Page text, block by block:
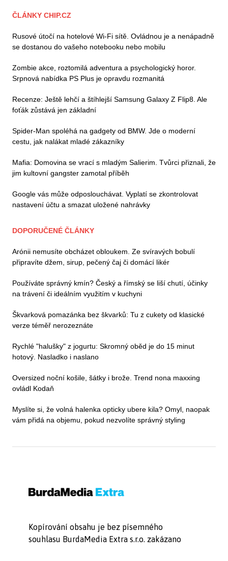
ČLÁNKY CHIP.CZ
Rusové útočí na hotelové Wi-Fi sítě. Ovládnou je a nenápadně
se dostanou do vašeho notebooku nebo mobilu
Zombie akce, roztomilá adventura a psychologický horor.
Srpnová nabídka PS Plus je opravdu rozmanitá
Recenze: Ještě lehčí a štíhlejší Samsung Galaxy Z Flip8. Ale
foťák zůstává jen základní
Spider-Man spoléhá na gadgety od BMW. Jde o moderní
cestu, jak nalákat mladé zákazníky
Mafia: Domovina se vrací s mladým Salierim. Tvůrci přiznali, že
jim kultovní gangster zamotal příběh
Google vás může odposlouchávat. Vyplatí se zkontrolovat
nastavení účtu a smazat uložené nahrávky
DOPORUČENÉ ČLÁNKY
Arónii nemusíte obcházet obloukem. Ze svíravých bobulí
připravíte džem, sirup, pečený čaj či domácí likér
Používáte správný kmín? Český a římský se liší chutí, účinky
na trávení či ideálním využitím v kuchyni
Škvarková pomazánka bez škvarků: Tu z cukety od klasické
verze téměř nerozeznáte
Rychlé "halušky" z jogurtu: Skromný oběd je do 15 minut
hotový. Nasladko i naslano
Oversized noční košile, šátky i brože. Trend nona maxxing
ovládl Kodaň
Myslíte si, že volná halenka opticky ubere kila? Omyl, naopak
vám přidá na objemu, pokud nezvolíte správný styling
Kopírování obsahu je bez písemného
souhlasu BurdaMedia Extra s.r.o. zakázano